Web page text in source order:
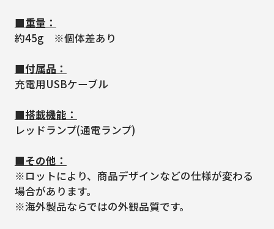
■重量：
約45g ※個体差あり
■付属品：
充電用USBケーブル
■搭載機能：
レッドランプ(通電ランプ)
■その他：
※ロットにより、商品デザインなどの仕様が変わる
場合があります。
※海外製品ならではの外観品質です。